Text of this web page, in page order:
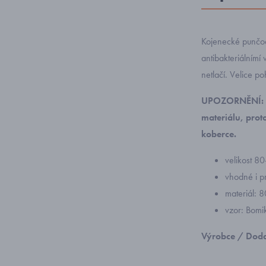
Kojenecké
antibakteriálnímí
netlačí. Velice
materiálu,
koberce.
velikost
vhodné i
materiál:
vzor:
Výrobce /